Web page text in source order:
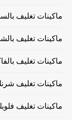
ماكينات تغليف
ماكينات تغليف
ماكينات تغليف
ماكينات تغليف
ماكينات تغليف